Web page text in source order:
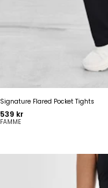
Signature Flared Pocket Tights
Pris
539 kr
FAMME